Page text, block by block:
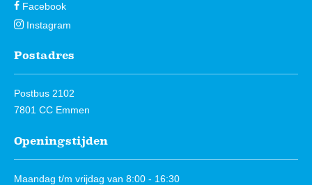
Facebook
Instagram
Postadres
Postbus 2102
7801 CC Emmen
Openingstijden
Maandag t/m vrijdag van 8:00 - 16:30